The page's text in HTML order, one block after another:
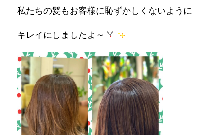
私たちの髪もお客様に恥ずかしくないように
キレイにしましたよ～